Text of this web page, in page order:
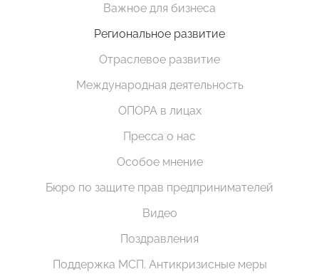
Важное для бизнеса
Региональное развитие
Отраслевое развитие
Международная деятельность
ОПОРА в лицах
Пресса о нас
Особое мнение
Бюро по защите прав предпринимателей
Видео
Поздравления
Поддержка МСП. Антикризисные меры